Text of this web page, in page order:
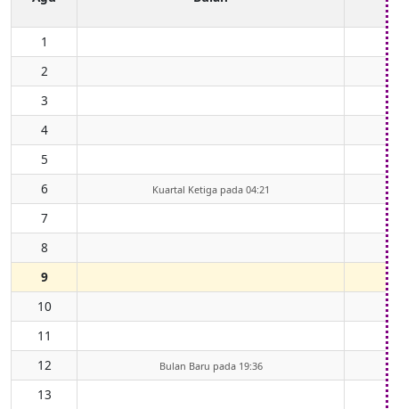
1
2
3
4
5
6
Kuartal Ketiga pada 04:21
7
8
9
10
11
12
Bulan Baru pada 19:36
13